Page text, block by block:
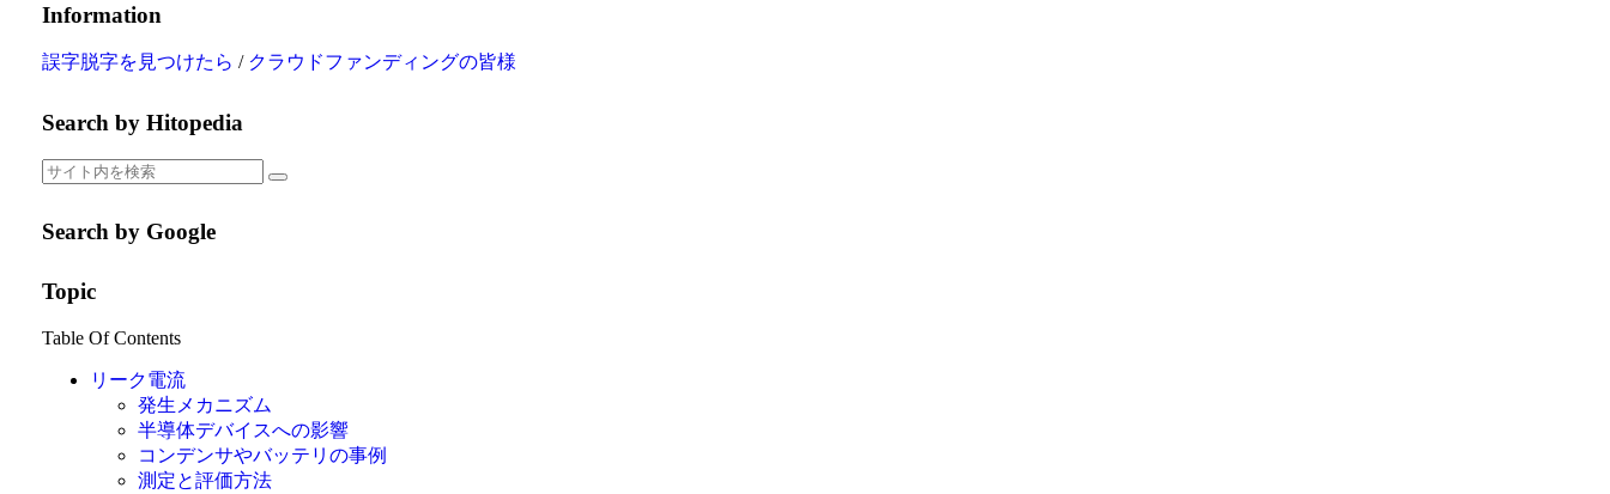
Information
誤字脱字を見つけたら / クラウドファンディングの皆様
Search by Hitopedia
Search by Google
Topic
Table Of Contents
リーク電流
発生メカニズム
半導体デバイスへの影響
コンデンサやバッテリの事例
測定と評価方法